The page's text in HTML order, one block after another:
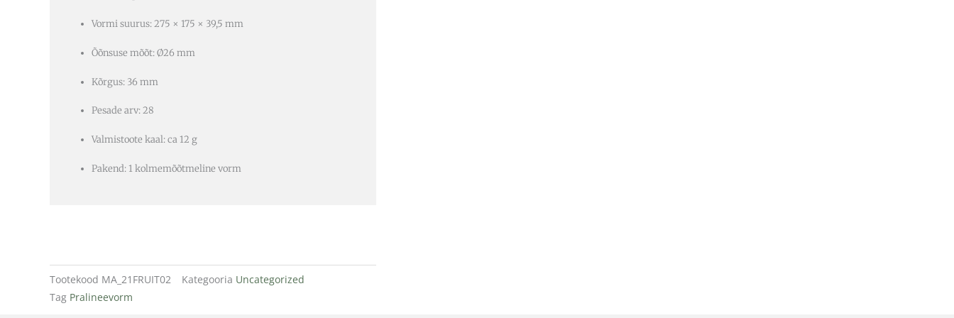
Vormi suurus: 275 × 175 × 39,5 mm
Õõnsuse mõõt: Ø26 mm
Kõrgus: 36 mm
Pesade arv: 28
Valmistoote kaal: ca 12 g
Pakend: 1 kolmemõõtmeline vorm
Tootekood MA_21FRUIT02 Kategooria Uncategorized
Tag Pralineevorm